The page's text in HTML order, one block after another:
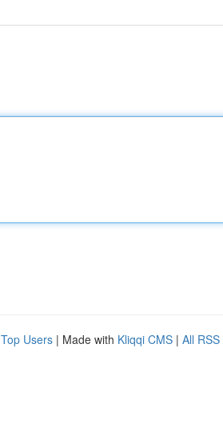
Top Users | Made with Kliqqi CMS | All